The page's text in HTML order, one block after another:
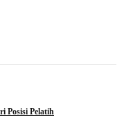
Posisi Pelatih